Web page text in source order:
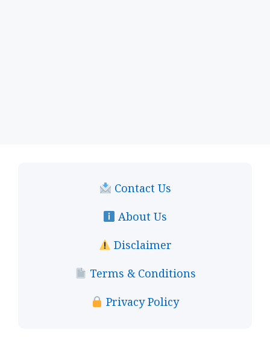
Contact Us
About Us
Disclaimer
Terms & Conditions
Privacy Policy